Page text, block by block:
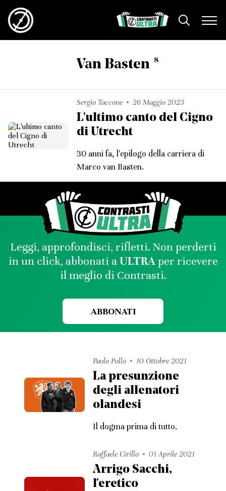
Van Basten 8
Sergio Taccone 26 Maggio 2023
L'ultimo canto del Cigno
di Utrecht
30 anni fa, l'epilogo della carriera di
Marco van Basten.
Leggi, approfondisci, rifletti. Non perderti
in un click, abbonati aULTRAper ricevere
il meglio di Contrasti.
ABBONATI
Paolo Pollo 10 Ottobre 2021
La presunzione
degli allenatori
olandesi
Il dogma prima di tutto.
Raffaele Cirillo 01 Aprile 2021
Arrigo Sacchi,
l'eretico